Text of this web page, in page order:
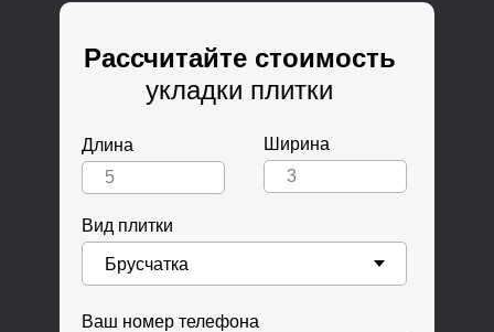
Ваш номер телефона
Вид плитки
Рассчитайте стоимость
укладки плитки
Длина Ширина